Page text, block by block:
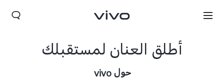
أطلق العنان لمستقبلك
حولvivo